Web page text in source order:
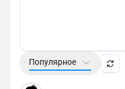
Популярное